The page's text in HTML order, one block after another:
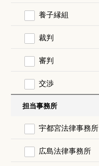
養子縁組
裁判
審判
交渉
担当事務所
宇都宮法律事務所
広島法律事務所